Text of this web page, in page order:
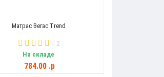
Матрас Вегас Trend
2
На складе
784.00 .p